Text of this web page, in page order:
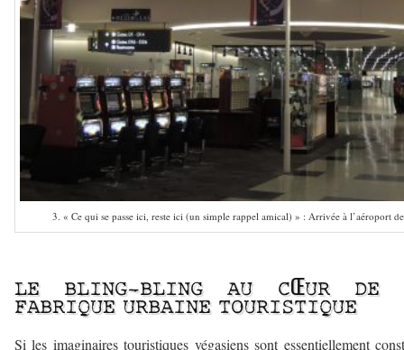
3. « Ce qui se passe ici, reste ici (un simple rappel amical) » : Arrivée à l’aéroport
LE BLING-BLING AU CŒUR DE
FABRIQUE URBAINE TOURISTIQUE
Si les imaginaires touristiques végasiens sont essentiellement